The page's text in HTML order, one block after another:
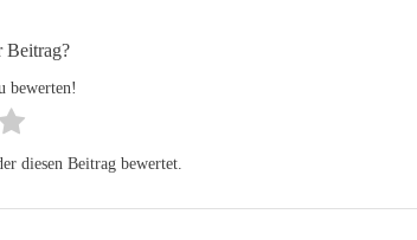
Beitrag?
bewerten!
diesen Beitrag bewertet.